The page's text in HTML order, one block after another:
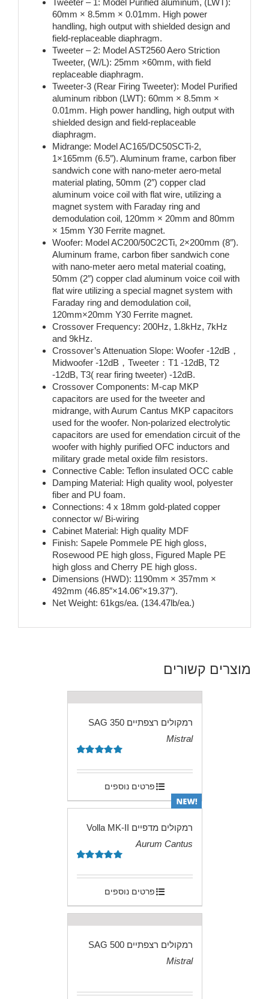
60mm × 8.5mm × 0.01mm. High power
handling, high output with shielded design and
field-replaceable diaphragm.
Tweeter – 2: Model AST2560 Aero Striction
Tweeter, (W/L): 25mm ×60mm, with field
replaceable diaphragm.
Tweeter-3 (Rear Firing Tweeter): Model Purified
aluminum ribbon (LWT): 60mm × 8.5mm ×
0.01mm. High power handling, high output with
shielded design and field-replaceable
diaphragm.
Midrange: Model AC165/DC50SCTi-2,
1×165mm (6.5″). Aluminum frame, carbon fiber
sandwich cone with nano-meter aero-metal
material plating, 50mm (2″) copper clad
aluminum voice coil with flat wire, utilizing a
magnet system with Faraday ring and
demodulation coil, 120mm × 20mm and 80mm
× 15mm Y30 Ferrite magnet.
Woofer: Model AC200/50C2CTi, 2×200mm (8″).
Aluminum frame, carbon fiber sandwich cone
with nano-meter aero metal material coating,
50mm (2″) copper clad aluminum voice coil with
flat wire utilizing a special magnet system with
Faraday ring and demodulation coil,
120mm×20mm Y30 Ferrite magnet.
Crossover Frequency: 200Hz, 1.8kHz, 7kHz
and 9kHz.
Crossover’s Attenuation Slope: Woofer -12dB，
Midwoofer -12dB，Tweeter：T1 -12dB, T2
-12dB, T3( rear firing tweeter) -12dB.
Crossover Components: M-cap MKP
capacitors are used for the tweeter and
midrange, with Aurum Cantus MKP capacitors
used for the woofer. Non-polarized electrolytic
capacitors are used for emendation circuit of the
woofer with highly purified OFC inductors and
military grade metal oxide film resistors.
Connective Cable: Teflon insulated OCC cable
Damping Material: High quality wool, polyester
fiber and PU foam.
Connections: 4 x 18mm gold-plated copper
connector w/ Bi-wiring
Cabinet Material: High quality MDF
Finish: Sapele Pommele PE high gloss,
Rosewood PE high gloss, Figured Maple PE
high gloss and Cherry PE high gloss.
Dimensions (HWD): 1190mm × 357mm ×
492mm (46.85″×14.06″×19.37″).
Net Weight: 61kgs/ea. (134.47lb/ea.)
מוצרים קשורים
רמקולים רצפתיים SAG 350
Mistral
מתוך 5
פרטים נוספים
רמקולים מדפיים Volla MK-II
Aurum Cantus
מתוך 5
פרטים נוספים
רמקולים רצפתיים SAG 500
Mistral